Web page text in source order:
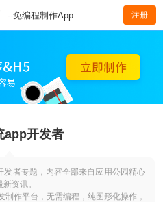
--免编程制作App 注册
app开发者
者专题，内容全部来自应用公园精心
资讯。
作平台，无需编程，纯图形化操作，